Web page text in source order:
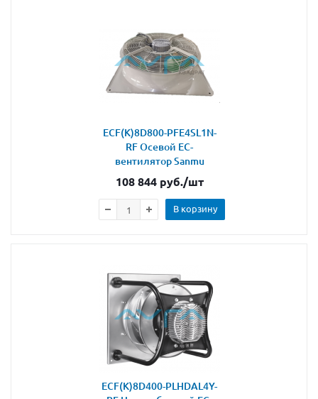
ECF(K)8D800-PFE4SL1N-
RF Осевой ЕС-
вентилятор Sanmu
108 844руб./шт
В корзину
ECF(K)8D400-PLHDAL4Y-